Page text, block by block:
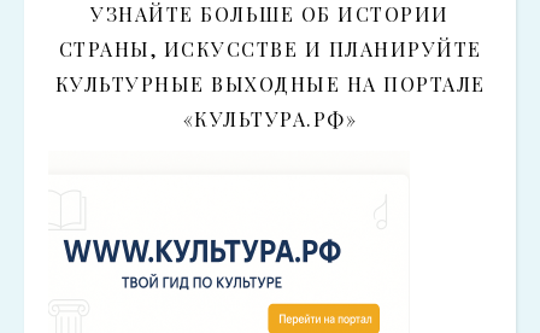
УЗНАЙТЕ БОЛЬШЕ ОБ ИСТОРИИ
СТРАНЫ, ИСКУССТВЕ И ПЛАНИРУЙТЕ
КУЛЬТУРНЫЕ ВЫХОДНЫЕ НА ПОРТАЛЕ
«КУЛЬТУРА.РФ»